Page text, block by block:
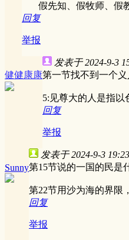
假先知、假牧师、假教
回复
举报
健健康康
发表于 2024-9-3
第一节找不到一个
5:见尊大的人是指以
回复
举报
Sunny
发表于 2024-9-3 19:23
第15节说的一国的民是
第22节用沙为海的界限
回复
举报